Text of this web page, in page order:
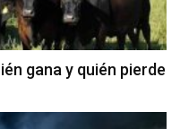
gana y quién pierde